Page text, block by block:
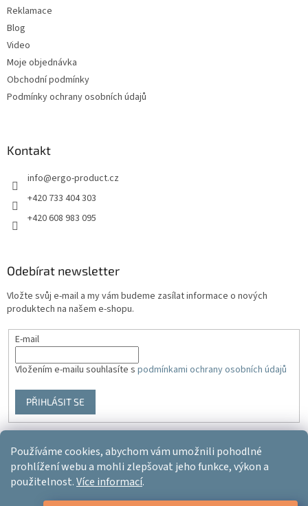
Používáme cookies, abychom vám umožnili pohodlné
prohlížení webu a mohli zlepšovat jeho funkce, výkon a
použitelnost.Více informací.
Reklamace
Blog
Video
Moje objednávka
Obchodní podmínky
Podmínky ochrany osobních údajů
Kontakt
info@ergo-product.cz
+420 733 404 303
+420 608 983 095
Odebírat newsletter
Vložte svůj e-mail a my vám budeme zasílat informace o nových
produktech na našem e-shopu.
E-mail
Vložením e-mailu souhlasíte s podmínkami ochrany osobních údajů
PŘIHLÁSIT SE
Vytvořil Shoptet